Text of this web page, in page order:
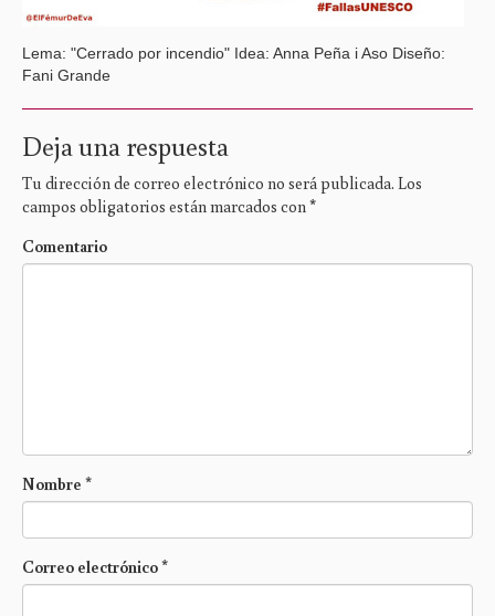
Lema: "Cerrado por incendio" Idea: Anna Peña i Aso Diseño:
Fani Grande
Deja una respuesta
Tu dirección de correo electrónico no será publicada. Los
campos obligatorios están marcados con *
Comentario
Nombre *
Correo electrónico*